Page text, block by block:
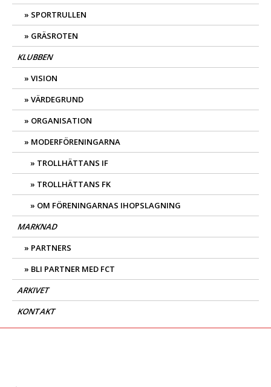
SPORTRULLEN
GRÄSROTEN
KLUBBEN
VISION
VÄRDEGRUND
ORGANISATION
MODERFÖRENINGARNA
TROLLHÄTTANS IF
TROLLHÄTTANS FK
OM FÖRENINGARNAS IHOPSLAGNING
MARKNAD
PARTNERS
BLI PARTNER MED FCT
ARKIVET
KONTAKT